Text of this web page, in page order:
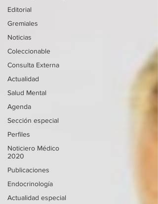
Editorial
Gremiales
Noticias
Coleccionable
Consulta Externa
Actualidad
Salud Mental
Agenda
Sección especial
Perfiles
Noticiero Médico
2020
Publicaciones
Endocrinología
Actualidad especial